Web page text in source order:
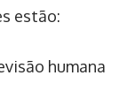
estão:
humana